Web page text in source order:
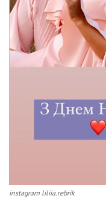
instagram liliia.rebrik